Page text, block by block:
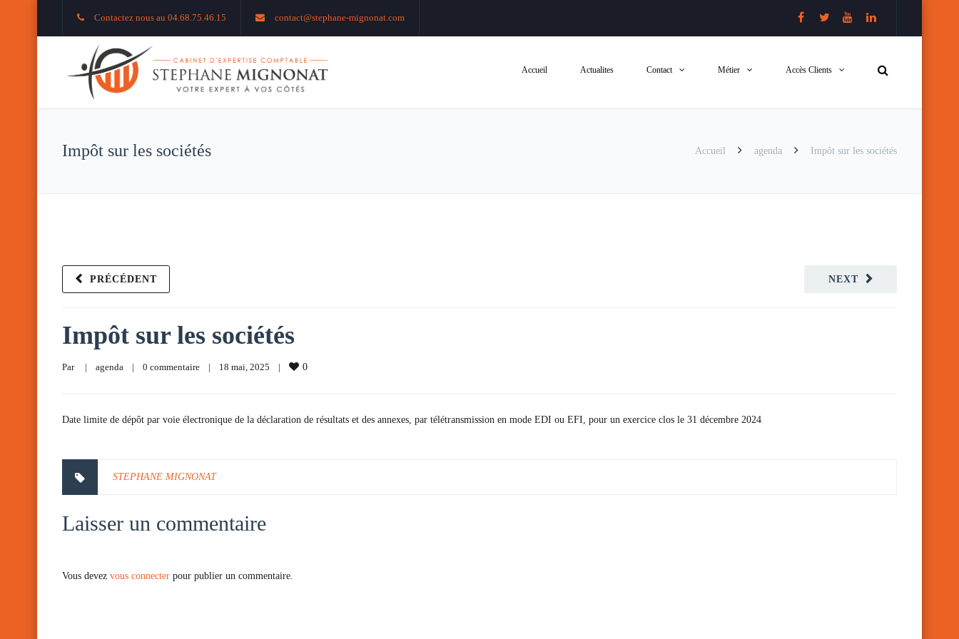
Contactez nous au 04.68.75.46.15 contact@stephane-mignonat.com
Accueil Actualites Contact Métier Accès Clients
Impôt sur les sociétés Accueil agenda Impôt sur les sociétés
NEXT
PRÉCÉDENT
Impôt sur les sociétés
Par | agenda | 0 commentaire | 18 mai, 2025 | 0
Date limite de dépôt par voie électronique de la déclaration de résultats et des annexes, par télétransmission en mode EDI ou EFI, pour un exercice clos le 31 décembre 2024
STEPHANE MIGNONAT
Laisser un commentaire
Vous devez vous connecter pour publier un commentaire.